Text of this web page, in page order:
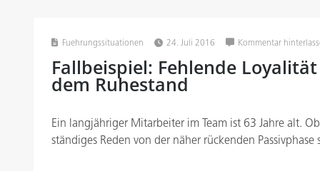
Fuehrungssituationen 24. Juli 2016 Kommentar
Fallbeispiel: Fehlende
dem Ruhestand
Ein langjähriger Mitarbeiter im Team ist 63 Jahre alt.
ständiges Reden von der näher rückenden Passivphase